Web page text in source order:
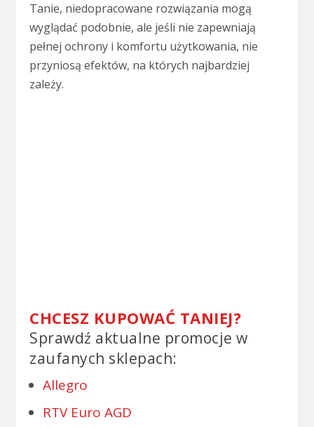
Tanie, niedopracowane rozwiązania mogą
wyglądać podobnie, ale jeśli nie zapewniają
pełnej ochrony i komfortu użytkowania, nie
przyniosą efektów, na których najbardziej
zależy.
CHCESZ KUPOWAĆ TANIEJ?
Sprawdź aktualne promocje w
zaufanych sklepach:
Allegro
RTV Euro AGD